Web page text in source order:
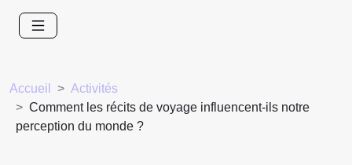
Accueil
Activités
Comment les récits de voyage influencent-ils notre
perception du monde ?